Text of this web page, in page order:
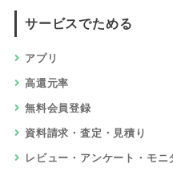
サービスでためる
アプリ
高還元率
無料会員登録
資料請求・査定・見積り
レビュー・アンケート・モニ